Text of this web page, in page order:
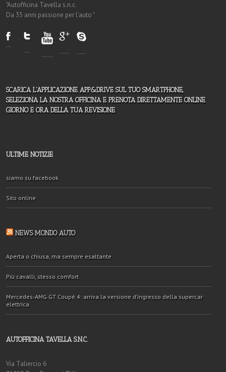
"Autofficina Tavella s.n.c.
Da 35 anni passione per l'auto "
SCARICA L'APPLICAZIONE APP&DRIVE SUL TUO SMARTPHONE,
SELEZIONA LA NOSTRA OFFICINA E PRENOTA DIRETTAMENTE ONLINE
GIORNO E ORA DELLA TUA REVISIONE
ULTIME NOTIZIE
siamo su facebook
Sito online
NEWS MONDO AUTO
Aperta o chiusa, ma sempre esaltante
Più cavalli, stesso comfort
Mercedes-AMG GT Coupé 4: arriva la versione d’ingresso della supercar
elettrica
AUTOFFICINA TAVELLA S.N.C.
Via Taliercio 6